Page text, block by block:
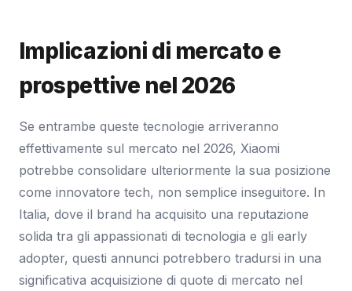
Implicazioni di mercato e
prospettive nel 2026
Se entrambe queste tecnologie arriveranno
effettivamente sul mercato nel 2026, Xiaomi
potrebbe consolidare ulteriormente la sua posizione
come innovatore tech, non semplice inseguitore. In
Italia, dove il brand ha acquisito una reputazione
solida tra gli appassionati di tecnologia e gli early
adopter, questi annunci potrebbero tradursi in una
significativa acquisizione di quote di mercato nel